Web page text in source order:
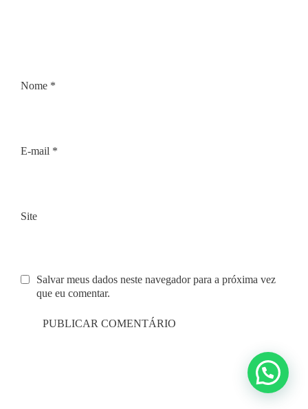
Nome *
E-mail *
Site
Salvar meus dados neste navegador para a próxima vez
que eu comentar.